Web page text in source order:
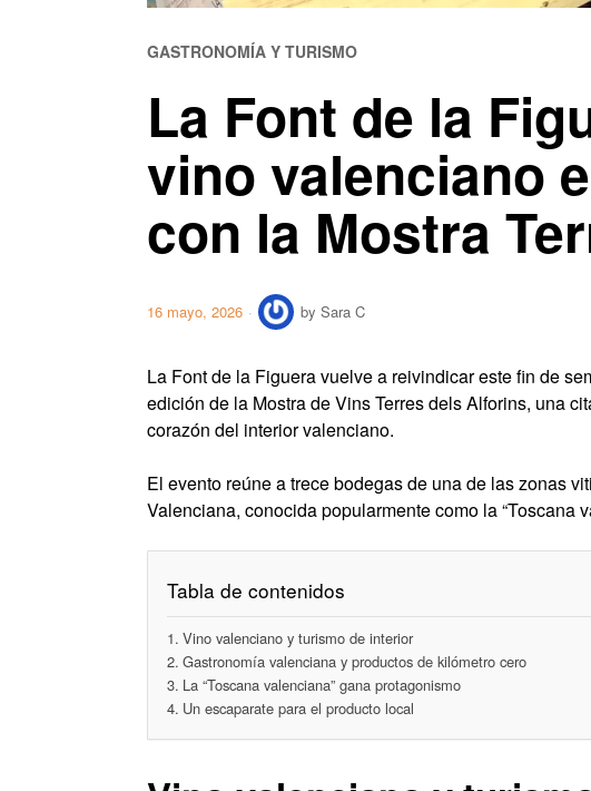
GASTRONOMÍA Y TURISMO
La Font de la
vino valenciano
con la Mostra
16 mayo, 2026 by Sara C
La Font de la Figuera vuelve a reivindicar este fin de
edición de la Mostra de Vins Terres dels Alforins, una
corazón del interior valenciano.
El evento reúne a trece bodegas de una de las zonas
Valenciana, conocida popularmente como la “Toscana
Tabla de contenidos
Vino valenciano y turismo de interior
Gastronomía valenciana y productos de kilómetro cero
La “Toscana valenciana” gana protagonismo
Un escaparate para el producto local